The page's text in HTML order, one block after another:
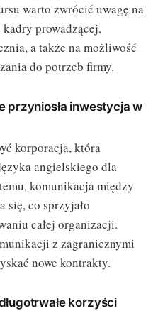
warto zwrócić uwagę na
prowadzącej,
a także na możliwość
do potrzeb firmy.
przyniosła inwestycja w
korporacja, która
angielskiego dla
komunikacja między
się, co sprzyjało
całej organizacji.
z zagranicznymi
nowe kontrakty.
korzyści